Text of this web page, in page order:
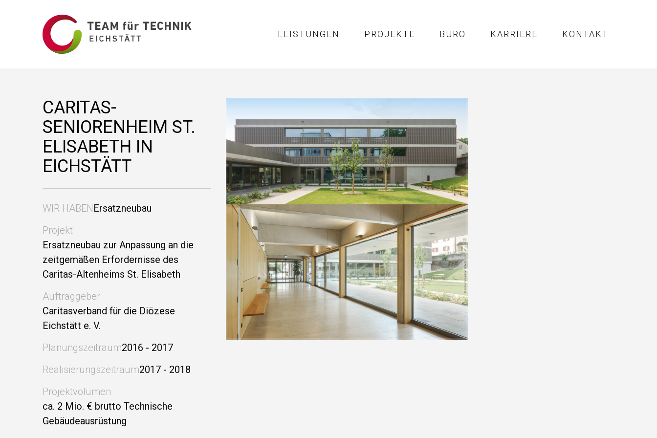
LEISTUNGEN PROJEKTE BÜRO KARRIERE KONTAKT
CARITAS-
SENIORENHEIM ST.
ELISABETH IN
EICHSTÄTT
WIR HABENErsatzneubau
Projekt
Ersatzneubau zur Anpassung an die
zeitgemäßen Erfordernisse des
Caritas-Altenheims St. Elisabeth
Auftraggeber
Caritasverband für die Diözese
Eichstätt e. V.
Planungszeitraum2016 - 2017
Realisierungszeitraum2017 - 2018
Projektvolumen
ca. 2 Mio. € brutto Technische
Gebäudeausrüstung